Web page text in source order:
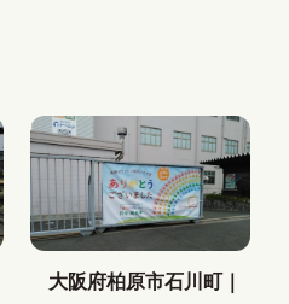
大阪府柏原市石川町｜